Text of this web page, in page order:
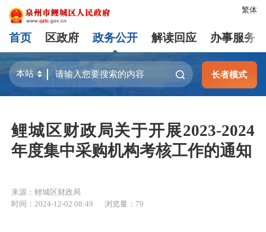
繁体
首页 区政府 政务公开 解读回应 办事服务
长者模式
鲤城区财政局关于开展2023-2024
年度集中采购机构考核工作的通知
来源：鲤城区财政局
时间：2024-12-02 08:49
浏览量： 79